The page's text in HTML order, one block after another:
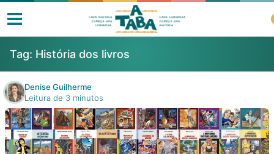
Livros
Resenhas
Tag: História dos livros
Denise Guilherme
Leitura de 3 minutos